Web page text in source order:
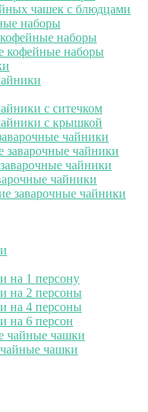
чашек с блюдцами
наборы
наборы
кофейные наборы
с ситечком
с крышкой
чайники
заварочные чайники
чайники
чайники
заварочные чайники
на 1 персону
на 2 персоны
на 4 персоны
на 6 персон
чайные чашки
чашки